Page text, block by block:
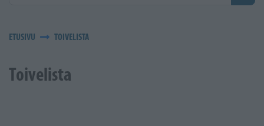
ETUSIVU TOIVELISTA
Toivelista